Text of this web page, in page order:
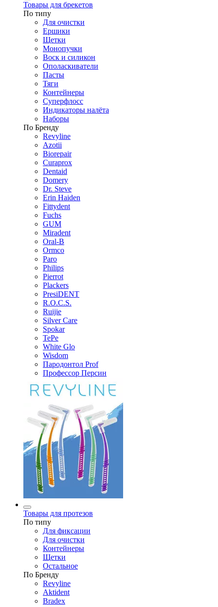
Товары для брекетов
По типу
Для очистки
Ершики
Щетки
Монопучки
Воск и силикон
Ополаскиватели
Пасты
Тяги
Контейнеры
Суперфлосс
Индикаторы налёта
Наборы
По Бренду
Revyline
Azotii
Biorepair
Curaprox
Dentaid
Domery
Dr. Steve
Erin Haiden
Fittydent
Fuchs
GUM
Miradent
Oral-B
Ormco
Paro
Philips
Pierrot
Plackers
PresiDENT
R.O.C.S.
Ruijie
Silver Care
Spokar
TePe
White Glo
Wisdom
Пародонтол Prof
Профессор Персин
Товары для протезов
По типу
Для фиксации
Для очистки
Контейнеры
Щетки
Остальное
По Бренду
Revyline
Aktident
Bradex